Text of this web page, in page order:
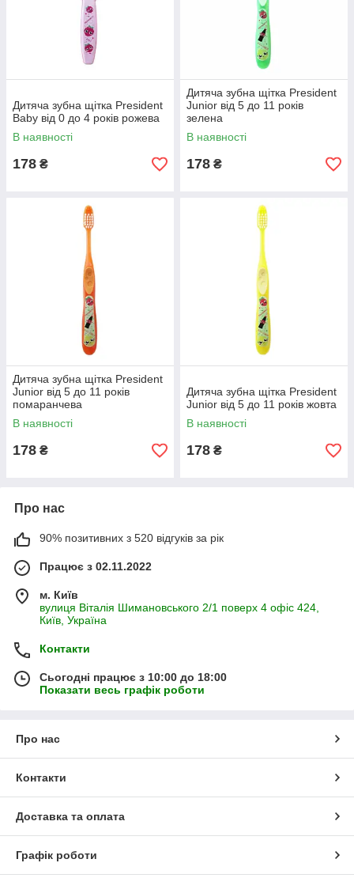
Дитяча зубна щітка President
Baby від 0 до 4 років рожева
В наявності
178 ₴
Дитяча зубна щітка President
Junior від 5 до 11 років
зелена
В наявності
178 ₴
Дитяча зубна щітка President
Junior від 5 до 11 років
помаранчева
В наявності
178 ₴
Дитяча зубна щітка President
Junior від 5 до 11 років жовта
В наявності
178 ₴
Про нас
90% позитивних з 520 відгуків за рік
Працює з 02.11.2022
м. Київ
вулиця Віталія Шимановського 2/1 поверх 4 офіс 424,
Київ, Україна
Контакти
Сьогодні працює з 10:00 до 18:00
Показати весь графік роботи
Про нас
Контакти
Доставка та оплата
Графік роботи